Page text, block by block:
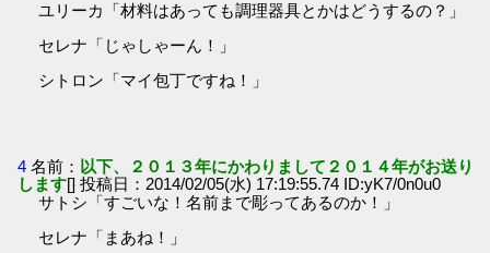
ユリーカ「材料はあっても調理器具とかはどうするの？」
セレナ「じゃしゃーん！」
シトロン「マイ包丁ですね！」
4 名前： 以下、２０１３年にかわりまして２０１４年がお送り
します[] 投稿日：2014/02/05(水) 17:19:55.74 ID:yK7/0n0u0
サトシ「すごいな！名前まで彫ってあるのか！」
セレナ「まあね！」